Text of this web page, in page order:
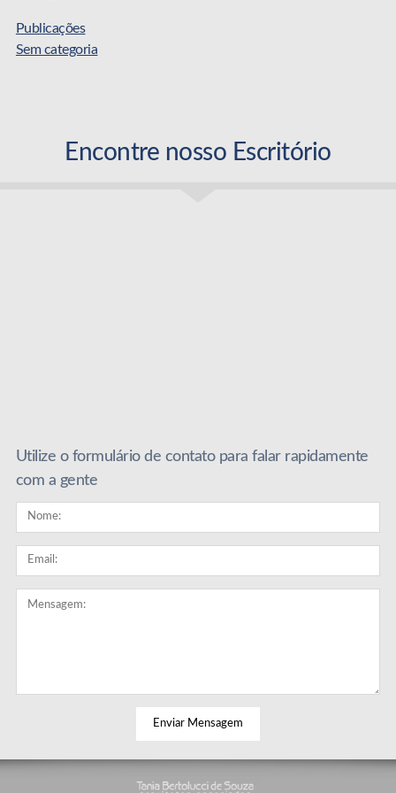
Publicações
Sem categoria
Encontre nosso Escritório
Utilize o formulário de contato para falar rapidamente
com a gente